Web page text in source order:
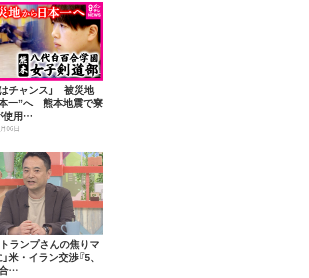
はチャンス」 被災地
一”へ 熊本地震で寮
使用…
06日
トランプさんの焦りマ
米・イラン交渉『5、
…